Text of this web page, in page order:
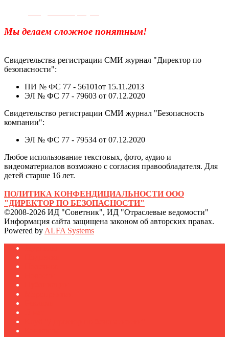
Мы делаем сложное понятным!
Свидетельства регистрации СМИ журнал "Директор по
безопасности":
ПИ № ФС 77 - 56101от 15.11.2013
ЭЛ № ФС 77 - 79603 от 07.12.2020
Свидетельство регистрации СМИ журнал "Безопасность
компании":
ЭЛ № ФС 77 - 79534 от 07.12.2020
Любое использование текстовых, фото, аудио и
видеоматериалов возможно с согласия правообладателя. Для
детей старше 16 лет.
ПОЛИТИКА КОНФЕНДИЦИАЛЬНОСТИ ООО
"ДИРЕКТОР ПО БЕЗОПАСНОСТИ"
©2008-2026 ИД "Советник", ИД "Отраслевые ведомости"
Информация сайта защищена законом об авторских правах.
Powered by ALFA Systems